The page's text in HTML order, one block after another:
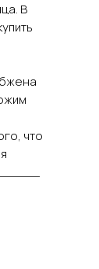
В
что